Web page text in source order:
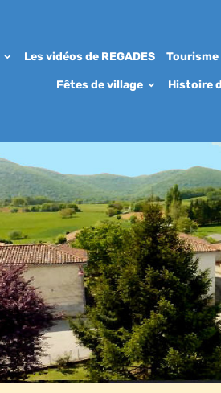
Les vidéos de REGADES
Fêtes de village Histoire